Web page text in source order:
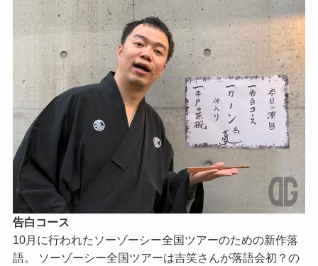
告白コース
10月に行われたソーゾーシー全国ツアーのための新作落
語。 ソーゾーシー全国ツアーは吉笑さんが落語会初？の